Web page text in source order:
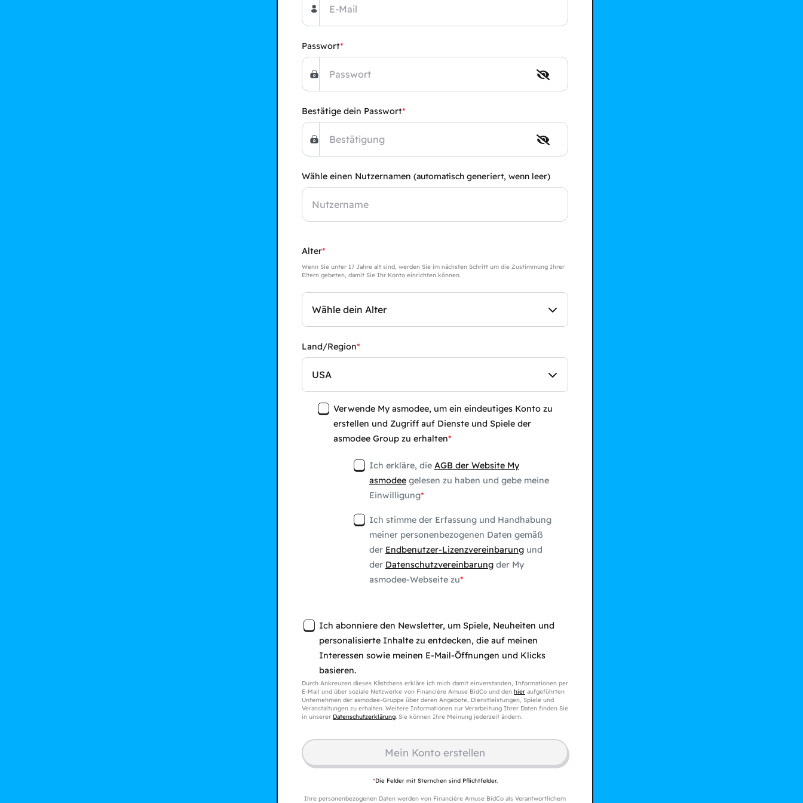
Passwort
Bestätige dein Passwort
Wähle einen Nutzernamen (automatisch generiert, wenn leer)
Alter
Wenn Sie unter 17 Jahre alt sind, werden Sie im nächsten Schritt um die Zustimmung Ihrer
Eltern gebeten, damit Sie Ihr Konto einrichten können.
Wähle dein Alter
Land/Region
USA
Verwende My asmodee, um ein eindeutiges Konto zu
erstellen und Zugriff auf Dienste und Spiele der
asmodee Group zu erhalten
Ich erkläre, die AGB der Website My
asmodeegelesen zu haben und gebe meine
Einwilligung
Ich stimme der Erfassung und Handhabung
meiner personenbezogenen Daten gemäß
der Endbenutzer-Lizenzvereinbarungund
der Datenschutzvereinbarungder My
asmodee-Webseite zu
Ich abonniere den Newsletter, um Spiele, Neuheiten und
personalisierte Inhalte zu entdecken, die auf meinen
Interessen sowie meinen E-Mail-Öffnungen und Klicks
basieren.
Durch Ankreuzen dieses Kästchens erkläre ich mich damit einverstanden, Informationen per
E-Mail und über soziale Netzwerke von Financière Amuse BidCo und den hier aufgeführten
Unternehmen der asmodee-Gruppe über deren Angebote, Dienstleistungen, Spiele und
Veranstaltungen zu erhalten. Weitere Informationen zur Verarbeitung Ihrer Daten finden Sie
in unserer Datenschutzerklärung. Sie können Ihre Meinung jederzeit ändern.
Mein Konto erstellen​
*Die Felder mit Sternchen sind Pflichtfelder.
Ihre personenbezogenen Daten werden von Financière Amuse BidCo als Verantwortlichem